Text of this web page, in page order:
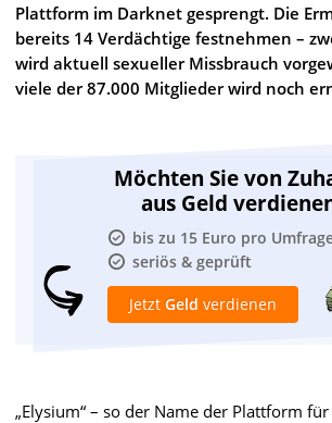
Plattform im Darknet gesprengt. Die
bereits 14 Verdächtige festnehmen –
wird aktuell sexueller Missbrauch
viele der 87.000 Mitglieder wird noch
Möchten Sie von
aus Geld
bis zu 15 Euro pro
seriös & geprüft
Jetzt Geld verdienen
„Elysium“ – so der Name der Plattform